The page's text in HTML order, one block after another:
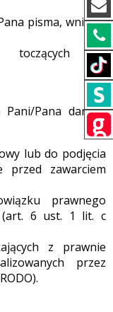
pisma, wnioski
toczących się
Pana danych
lub do podjęcia
przed zawarciem
prawnego
(art. 6 ust. 1 lit. c
z prawnie
przez